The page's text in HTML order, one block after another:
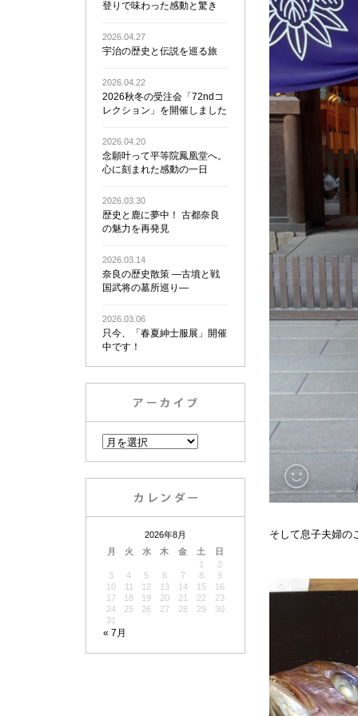
登りで味わった感動と驚き
2026.04.27
宇治の歴史と伝説を巡る旅
2026.04.22
2026秋冬の受注会「72ndコ
レクション」を開催しました
2026.04.20
念願叶って平等院鳳凰堂へ。
心に刻まれた感動の一日
2026.03.30
歴史と鹿に夢中！ 古都奈良
の魅力を再発見
2026.03.14
奈良の歴史散策 ―古墳と戦
国武将の墓所巡り―
2026.03.06
只今、「春夏紳士服展」開催
中です！
2026年8月
月
火 水 木 金 土 日
« 7月
1
2
3
4 5 6 7 8
9
10
11 12 13 14 15
16
17
18 19 20 21 22
23
24
25 26 27 28 29
30
31
そして息子夫婦の